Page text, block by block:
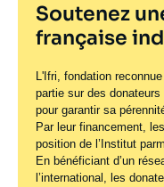
Soutenez
française
L'Ifri, fondation
partie sur des
pour garantir sa
Par leur financement,
position de l’Institut
En bénéficiant d’un
l’international, les